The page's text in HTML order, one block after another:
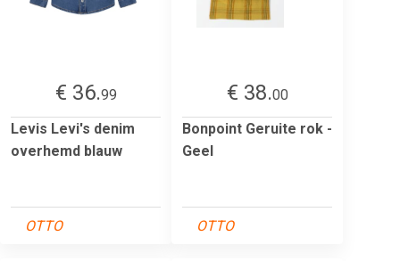
€ 36.99
Levis Levi's denim
overhemd blauw
OTTO
€ 38.00
Bonpoint Geruite rok -
Geel
OTTO